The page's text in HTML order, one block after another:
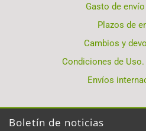
Gasto de
Plazos de
Cambios y
Condiciones de Uso.
Envíos
Boletín de noticias